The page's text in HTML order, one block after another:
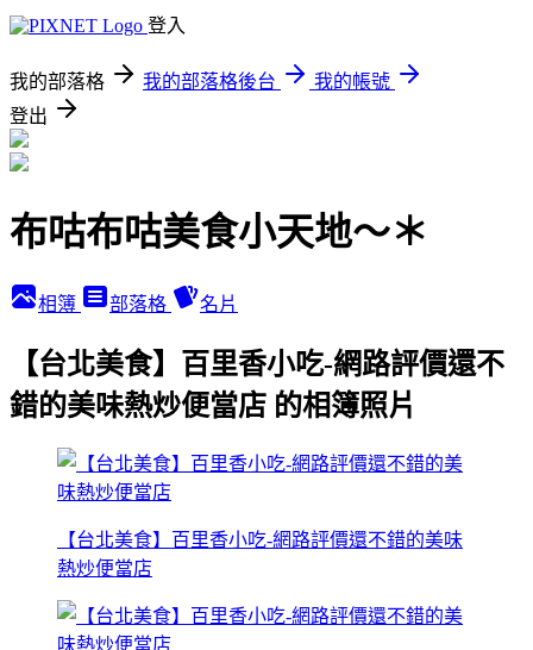
登入
我的部落格 我的部落格後台
我的帳號
登出
布咕布咕美食小天地～＊
相簿 部落格 名片
【台北美食】百里香小吃-網路評價還不
錯的美味熱炒便當店 的相簿照片
【台北美食】百里香小吃-網路評價還不錯的美味
熱炒便當店